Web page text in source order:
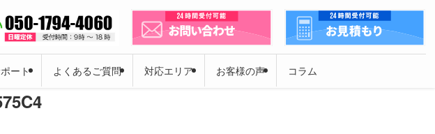
ート よくあるご質問 対応エリア お客様の声 コラム